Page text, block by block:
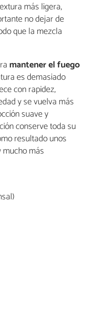
más ligera,
no dejar de
que la mezcla
mantener el fuego
es demasiado
con rapidez,
y se vuelva más
suave y
conserve toda su
resultado unos
más